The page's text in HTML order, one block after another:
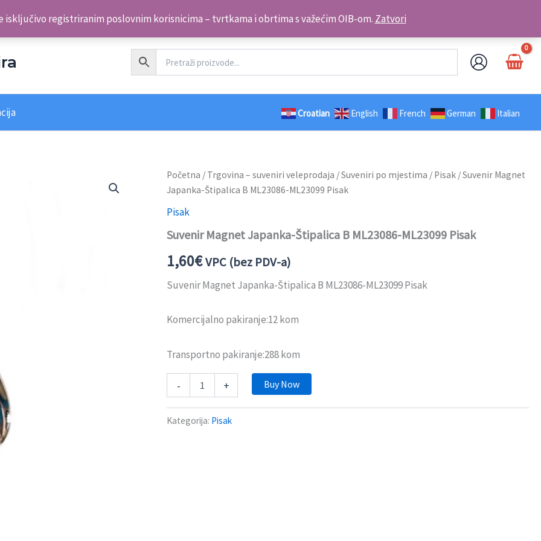
isključivo registriranim poslovnim korisnicima – tvrtkama i obrtima s važećim OIB-om. ZatvoriKontakt telefon: +385 98 179 3891
Croatian English French German Italian
Početna / Trgovina – suveniri veleprodaja /Suveniri po mjestima / Pisak / Suvenir Magnet
Japanka-Štipalica B ML23086-ML23099 Pisak
Pisak
Suvenir Magnet Japanka-Štipalica B ML23086-ML23099 Pisak
1,60€VPC (bez PDV-a)
Suvenir Magnet Japanka-Štipalica B ML23086-ML23099 Pisak
Komercijalno pakiranje:12 kom
Transportno pakiranje:288 kom
-
Suvenir
Magnet
Japanka-
Štipalica
ML23086-
Pisak
količina
+ Buy Now
Kategorija: Pisak